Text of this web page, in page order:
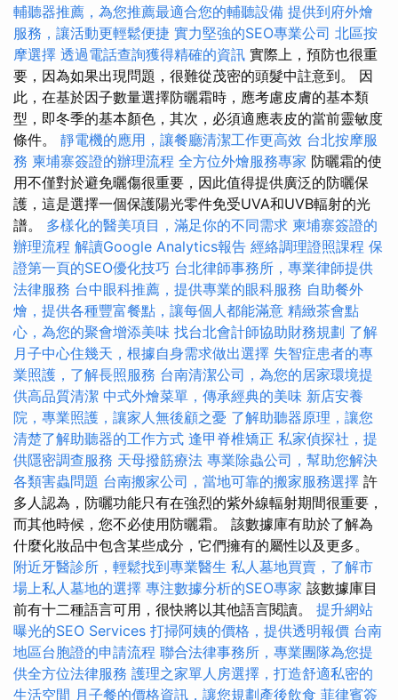
輔聽器推薦，為您推薦最適合您的輔聽設備 提供到府外燴
服務，讓活動更輕鬆便捷 實力堅強的SEO專業公司 北區按
摩選擇 透過電話查詢獲得精確的資訊 實際上，預防也很重
要，因為如果出現問題，很難從茂密的頭髮中註意到。 因
此，在基於因子數量選擇防曬霜時，應考慮皮膚的基本類
型，即冬季的基本顏色，其次，必須適應表皮的當前靈敏度
條件。 靜電機的應用，讓餐廳清潔工作更高效 台北按摩服
務 柬埔寨簽證的辦理流程 全方位外燴服務專家 防曬霜的使
用不僅對於避免曬傷很重要，因此值得提供廣泛的防曬保
護，這是選擇一個保護陽光零件免受UVA和UVB輻射的光
譜。 多樣化的醫美項目，滿足你的不同需求 柬埔寨簽證的
辦理流程 解讀Google Analytics報告 經絡調理證照課程 保
證第一頁的SEO優化技巧 台北律師事務所，專業律師提供
法律服務 台中眼科推薦，提供專業的眼科服務 自助餐外
燴，提供各種豐富餐點，讓每個人都能滿意 精緻茶會點
心，為您的聚會增添美味 找台北會計師協助財務規劃 了解
月子中心住幾天，根據自身需求做出選擇 失智症患者的專
業照護，了解長照服務 台南清潔公司，為您的居家環境提
供高品質清潔 中式外燴菜單，傳承經典的美味 新店安養
院，專業照護，讓家人無後顧之憂 了解助聽器原理，讓您
清楚了解助聽器的工作方式 逢甲脊椎矯正 私家偵探社，提
供隱密調查服務 天母撥筋療法 專業除蟲公司，幫助您解決
各類害蟲問題 台南搬家公司，當地可靠的搬家服務選擇 許
多人認為，防曬功能只有在強烈的紫外線輻射期間很重要，
而其他時候，您不必使用防曬霜。 該數據庫有助於了解為
什麼化妝品中包含某些成分，它們擁有的屬性以及更多。
附近牙醫診所，輕鬆找到專業醫生 私人墓地買賣，了解市
場上私人墓地的選擇 專注數據分析的SEO專家 該數據庫目
前有十二種語言可用，很快將以其他語言閱讀。 提升網站
曝光的SEO Services 打掃阿姨的價格，提供透明報價 台南
地區台胞證的申請流程 聯合法律事務所，專業團隊為您提
供全方位法律服務 護理之家單人房選擇，打造舒適私密的
生活空間 月子餐的價格資訊，讓您規劃產後飲食 菲律賓簽